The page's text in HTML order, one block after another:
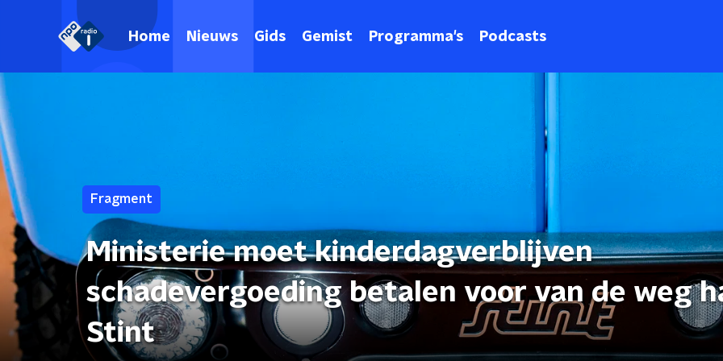
Home Nieuws Gids Gemist Programma's Podcasts
Fragment
Ministerie moet kinderdagverblijven
schadevergoeding betalen voor van de weg
Stint